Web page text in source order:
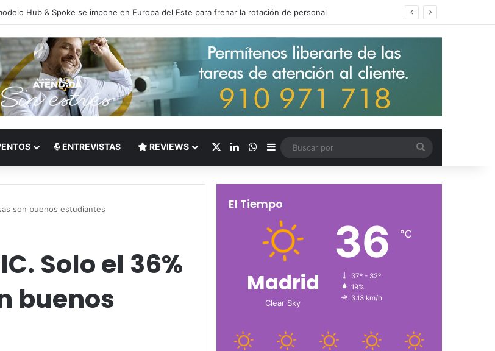
Crisis de talento bilingüe en Centroamérica dispara los salarios de entrada un 15%
ENTREVISTAS REVIEWS LinkedInWhatsApp
Barra lateral
por
son buenos estudiantes
Solo el 36%
buenos
El Tiempo
Madrid
Clear Sky
36 ℃
37º - 32º
19%
3.13 km/h